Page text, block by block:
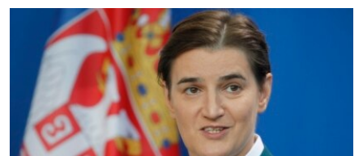
FOTOGALERIJE
INFOGRAFIKE
RAT U UKRAJINI
KINA NA BALKANU
RSE PRIČE IZ SVIJETA
ISPRIČAJ MI
DNEVNO@RSE